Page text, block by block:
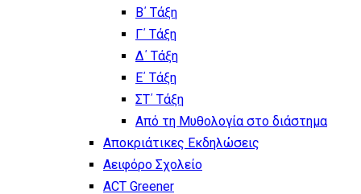
Β΄ Τάξη
Γ΄ Τάξη
Δ΄ Τάξη
Ε΄ Τάξη
ΣΤ΄ Τάξη
Από τη Μυθολογία στο διάστημα
Αποκριάτικες Εκδηλώσεις
Αειφόρο Σχολείο
ACT Greener